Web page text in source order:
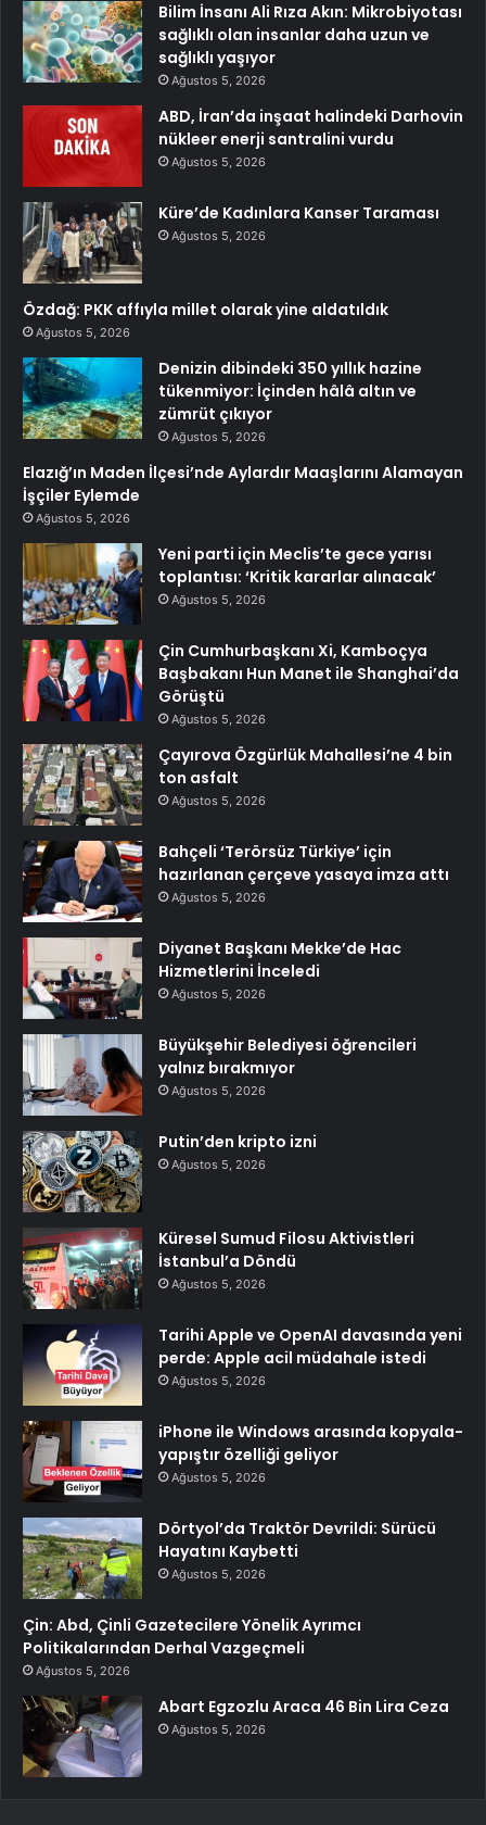
Bilim İnsanı Ali Rıza Akın: Mikrobiyotası
sağlıklı olan insanlar daha uzun ve
sağlıklı yaşıyor
Ağustos 5, 2026
ABD, İran’da inşaat halindeki Darhovin
nükleer enerji santralini vurdu
Ağustos 5, 2026
Küre’de Kadınlara Kanser Taraması
Ağustos 5, 2026
Özdağ: PKK affıyla millet olarak yine aldatıldık
Ağustos 5, 2026
Denizin dibindeki 350 yıllık hazine
tükenmiyor: İçinden hâlâ altın ve
zümrüt çıkıyor
Ağustos 5, 2026
Elazığ’ın Maden İlçesi’nde Aylardır Maaşlarını Alamayan
İşçiler Eylemde
Ağustos 5, 2026
Yeni parti için Meclis’te gece yarısı
toplantısı: ‘Kritik kararlar alınacak’
Ağustos 5, 2026
Çin Cumhurbaşkanı Xi, Kamboçya
Başbakanı Hun Manet ile Shanghai’da
Görüştü
Ağustos 5, 2026
Çayırova Özgürlük Mahallesi’ne 4 bin
ton asfalt
Ağustos 5, 2026
Bahçeli ‘Terörsüz Türkiye’ için
hazırlanan çerçeve yasaya imza attı
Ağustos 5, 2026
Diyanet Başkanı Mekke’de Hac
Hizmetlerini İnceledi
Ağustos 5, 2026
Büyükşehir Belediyesi öğrencileri
yalnız bırakmıyor
Ağustos 5, 2026
Putin’den kripto izni
Ağustos 5, 2026
Küresel Sumud Filosu Aktivistleri
İstanbul’a Döndü
Ağustos 5, 2026
Tarihi Apple ve OpenAI davasında yeni
perde: Apple acil müdahale istedi
Ağustos 5, 2026
iPhone ile Windows arasında kopyala-
yapıştır özelliği geliyor
Ağustos 5, 2026
Dörtyol’da Traktör Devrildi: Sürücü
Hayatını Kaybetti
Ağustos 5, 2026
Çin: Abd, Çinli Gazetecilere Yönelik Ayrımcı
Politikalarından Derhal Vazgeçmeli
Ağustos 5, 2026
Abart Egzozlu Araca 46 Bin Lira Ceza
Ağustos 5, 2026